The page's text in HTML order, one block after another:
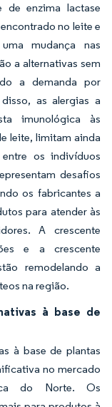
de enzima lactase
no leite e
mudança nas
a alternativas sem
a demanda por
as alergias a
imunológica às
leite, limitam ainda
os indivíduos
desafios
os fabricantes a
para atender às
A crescente
e a crescente
remodelando a
na região.
à base de
à base de plantas
no mercado
do Norte. Os